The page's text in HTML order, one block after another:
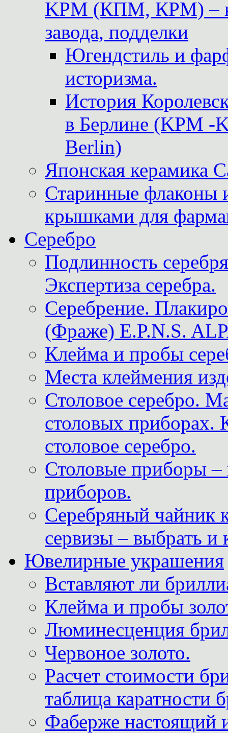
KPM (КПМ, КРМ) –
завода, подделки
Югендстиль и
историзма.
История
в Берлине (KPM -
Berlin)
Японская керамика
Старинные флаконы
крышками для
Серебро
Подлинность
Экспертиза серебра.
Серебрение.
(Фраже) E.P.N.S.
Клейма и пробы
Места клеймения
Столовое серебро.
столовых приборах.
столовое серебро.
Столовые приборы –
приборов.
Серебряный чайник
сервизы – выбрать и
Ювелирные украшения
Вставляют ли
Клейма и пробы
Люминесценция
Червоное золото.
Расчет стоимости
таблица каратности
Фаберже настоящий